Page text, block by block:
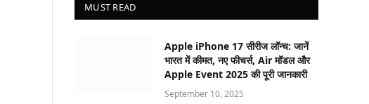
MUST READ
Apple iPhone 17 सीरीज लॉन्च: जानें
भारत में कीमत, नए फीचर्स, Air मॉडल और
Apple Event 2025 की पूरी जानकारी
September 10, 2025